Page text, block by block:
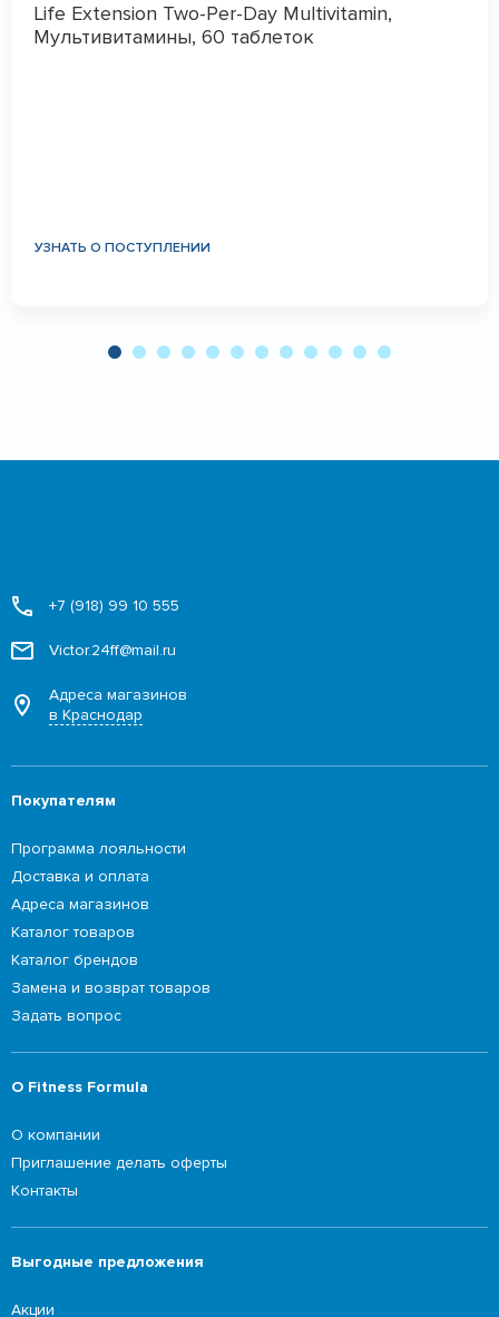
Life Extension Two-Per-Day Multivitamin,
Мультивитамины, 60 таблеток
УЗНАТЬ О ПОСТУПЛЕНИИ
+7 (918) 99 10 555
Victor.24ff@mail.ru
Адреса магазинов
в Краснодар
Покупателям
Программа лояльности
Доставка и оплата
Адреса магазинов
Каталог товаров
Каталог брендов
Замена и возврат товаров
Задать вопрос
О Fitness Formula
О компании
Приглашение делать оферты
Контакты
Выгодные предложения
Акции